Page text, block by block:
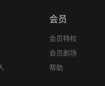
会员
会员特权
会员剧场
帮助